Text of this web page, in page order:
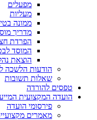
מפעלים
מעליות
ממונה
מדריך
הפרדת
המוסד
הוצאת
הודעות הלשכה
שאלות תשובות
טפסים להורדה
הועדה המקצועית
פירסומי הועדה
מאמרים